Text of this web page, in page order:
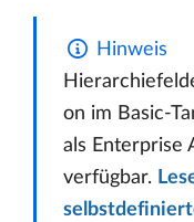
Hinweis
on im Basic-
als Enterprise
verfügbar.